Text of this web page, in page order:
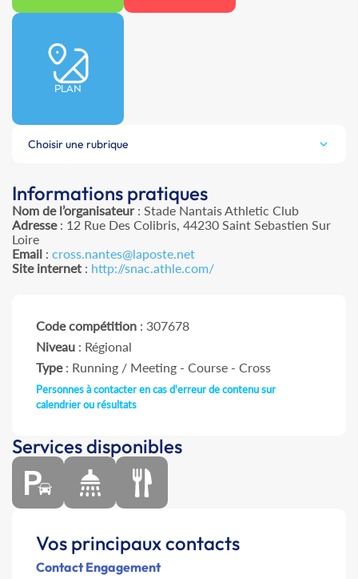
PLAN
Choisir une rubrique
Informations pratiques
Nom de l’organisateur: Stade Nantais Athletic Club
Adresse: 12 Rue Des Colibris, 44230 Saint Sebastien Sur
Loire
Email : cross.nantes@laposte.net
Site internet : http://snac.athle.com/
Code compétition : 307678
Niveau : Régional
Type: Running / Meeting - Course - Cross
Personnes à contacter en cas d'erreur de contenu sur
calendrier ou résultats
Services disponibles
Vos principaux contacts
Contact Engagement